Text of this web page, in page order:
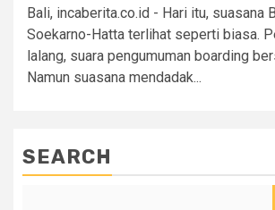
Bali, incaberita.co.id - Hari itu, suasana
Soekarno-Hatta terlihat seperti biasa.
lalang, suara pengumuman boarding
Namun suasana mendadak...
SEARCH